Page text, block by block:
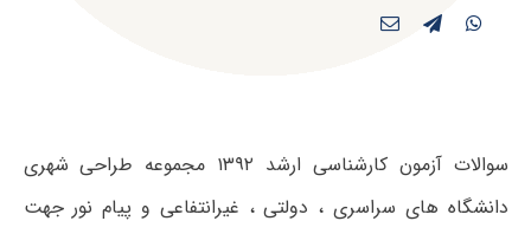
سوالات آزمون کارشناسی ارشد ۱۳۹۲ مجموعه طراحی شهری
دانشگاه های سراسری ، دولتی ، غیرانتفاعی و پیام نور جهت